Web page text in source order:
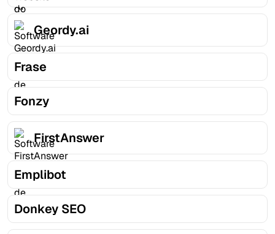
Geordy.ai
Frase
Fonzy
FirstAnswer
Emplibot
Donkey SEO